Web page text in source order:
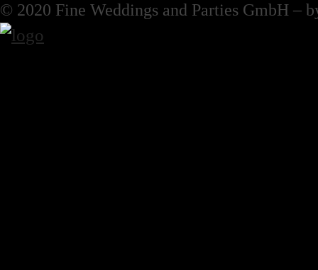
© 2020 Fine Weddings and Parties GmbH –